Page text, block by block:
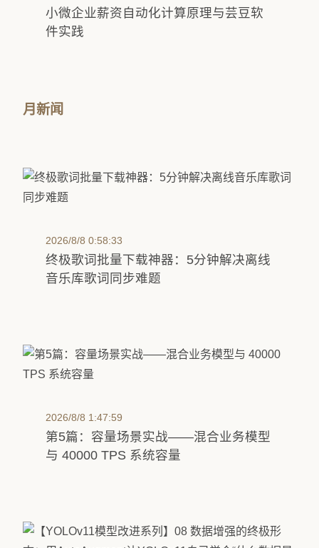
小微企业薪资自动化计算原理与芸豆软
件实践
月新闻
2026/8/8 0:58:33
终极歌词批量下载神器：5分钟解决离线
音乐库歌词同步难题
2026/8/8 1:47:59
第5篇：容量场景实战——混合业务模型
与 40000 TPS 系统容量